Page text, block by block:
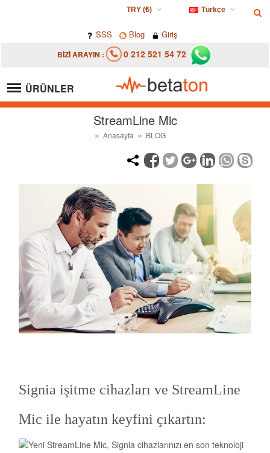
Türkçe
TRY (₺)
TRY (₺)
GBP (£)
SSS Blog Giriş
BİZİ ARAYIN : 0 212 521 54 72
ÜRÜNLER
StreamLine Mic
Anasayfa BLOG
Signia işitme cihazları ve StreamLine
Mic ile hayatın keyfini çıkartın: